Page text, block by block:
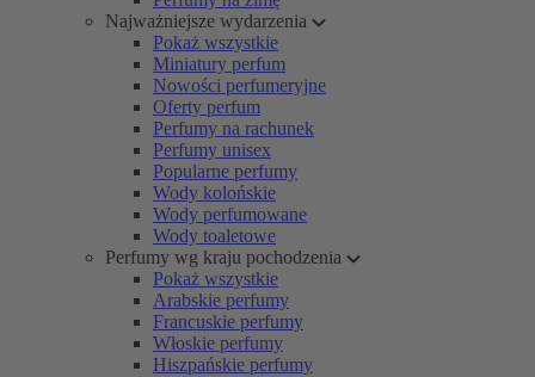
Najważniejsze wydarzenia
Pokaż wszystkie
Miniatury perfum
Nowości perfumeryjne
Oferty perfum
Perfumy na rachunek
Perfumy unisex
Popularne perfumy
Wody kolońskie
Wody perfumowane
Wody toaletowe
Perfumy wg kraju pochodzenia
Pokaż wszystkie
Arabskie perfumy
Francuskie perfumy
Włoskie perfumy
Hiszpańskie perfumy